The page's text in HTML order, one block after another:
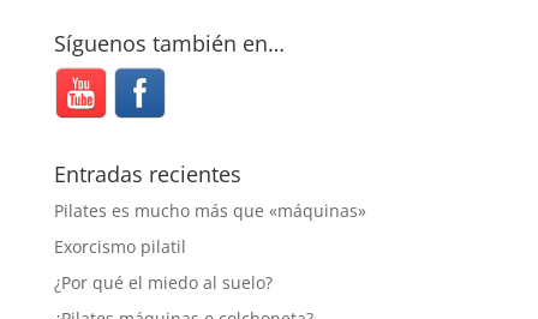
Síguenos también en…
Entradas recientes
Pilates es mucho más que «máquinas»
Exorcismo pilatil
¿Por qué el miedo al suelo?